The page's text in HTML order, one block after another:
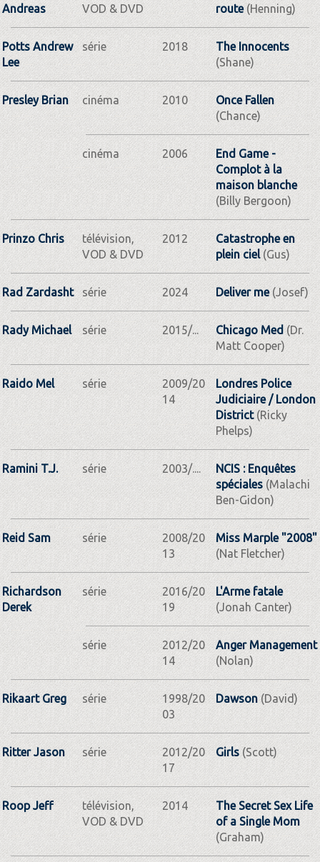
Andreas
VOD & DVD
route(Henning)
Potts Andrew
Lee
série 2018
The Innocents
(Shane)
Presley Brian cinéma 2010
Once Fallen
(Chance)
cinéma 2006
End Game -
Complot à la
maison blanche
(Billy Bergoon)
Prinzo Chris
télévision,
VOD & DVD
2012
Catastrophe en
plein ciel(Gus)
Rad Zardasht série 2024 Deliver me(Josef)
Rady Michael série 2015/... Chicago Med (Dr.
Matt Cooper)
Raido Mel série
2009/20
14
Londres Police
Judiciaire / London
District(Ricky
Phelps)
Ramini T.J. série 2003/....
NCIS : Enquêtes
spéciales(Malachi
Ben-Gidon)
Reid Sam série
2008/20
13
Miss Marple "2008"
(Nat Fletcher)
Richardson
Derek
série
2016/20
19
L'Arme fatale
(Jonah Canter)
série
2012/20
14
Anger Management
(Nolan)
Rikaart Greg série
1998/20
03
Dawson(David)
Ritter Jason série
2012/20
17
Girls(Scott)
Roop Jeff
télévision,
VOD & DVD
2014
The Secret Sex Life
of a Single Mom
(Graham)